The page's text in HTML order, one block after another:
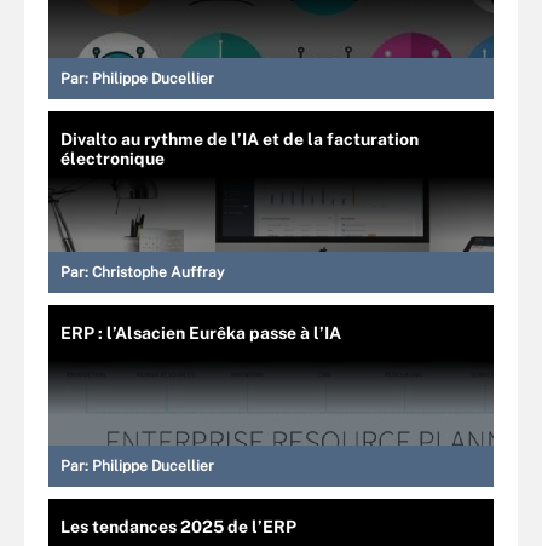
Par: Philippe Ducellier
Divalto au rythme de l’IA et de la facturation
électronique
Par: Christophe Auffray
ERP : l’Alsacien Eurêka passe à l’IA
Par: Philippe Ducellier
Les tendances 2025 de l’ERP